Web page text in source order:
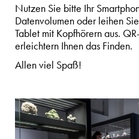
Nutzen Sie bitte Ihr
Datenvolumen oder leihen
Tablet mit Kopfhörern aus.
erleichtern Ihnen das Finden.
Allen viel Spaß!